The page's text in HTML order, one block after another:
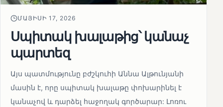
ՄԱՅԻՍԻ 17, 2026
Սպիտակ խալաթից՝ կանաչ
պարտեզ
Այս պատմությունը բժշկուհի Աննա Ալթունյանի
մասին է, որը սպիտակ խալաթը փոխարինել է
կանաչով և դարձել հաջողակ գործարար: Լոռու